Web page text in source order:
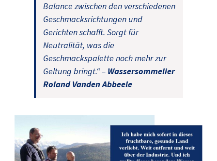
Balance zwischen den verschiedenen
Geschmacksrichtungen und
Gerichten schafft. Sorgt für
Neutralität, was die
Geschmackspalette noch mehr zur
Geltung bringt.“ – Wassersommelier
Roland Vanden Abbeele